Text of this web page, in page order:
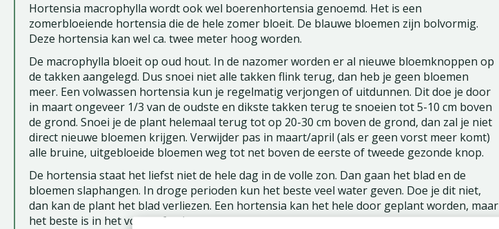
Hortensia macrophylla wordt ook wel boerenhortensia genoemd. Het is een
zomerbloeiende hortensia die de hele zomer bloeit. De blauwe bloemen zijn bolvormig.
Deze hortensia kan wel ca. twee meter hoog worden.
De macrophylla bloeit op oud hout. In de nazomer worden er al nieuwe bloemknoppen op
de takken aangelegd. Dus snoei niet alle takken flink terug, dan heb je geen bloemen
meer. Een volwassen hortensia kun je regelmatig verjongen of uitdunnen. Dit doe je door
in maart ongeveer 1/3 van de oudste en dikste takken terug te snoeien tot 5-10 cm boven
de grond. Snoei je de plant helemaal terug tot op 20-30 cm boven de grond, dan zal je niet
direct nieuwe bloemen krijgen. Verwijder pas in maart/april (als er geen vorst meer komt)
alle bruine, uitgebloeide bloemen weg tot net boven de eerste of tweede gezonde knop.
De hortensia staat het liefst niet de hele dag in de volle zon. Dan gaan het blad en de
bloemen slaphangen. In droge perioden kun het beste veel water geven. Doe je dit niet,
dan kan de plant het blad verliezen. Een hortensia kan het hele door geplant worden, maar
het beste is in het voor- of najaar.